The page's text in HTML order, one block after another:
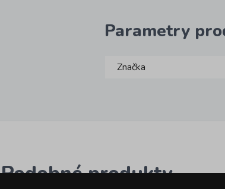
Parametry
Značka
Podobné produkty